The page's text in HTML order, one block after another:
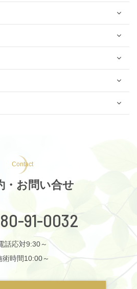
Contact
・お問い合せ
91-0032
話応対9:30～
術時間10:00～